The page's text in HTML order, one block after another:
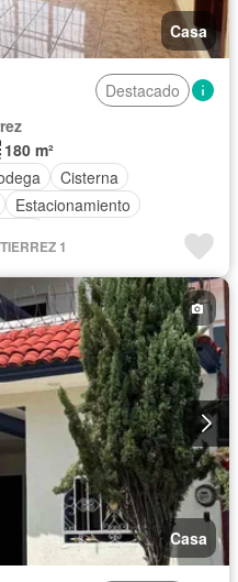
Casa
Destacado
180 m²
Cisterna
Estacionamiento
1
Casa